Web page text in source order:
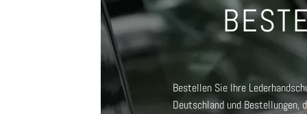
Bestellen Sie Ihre
Deutschland und Bestellungen,